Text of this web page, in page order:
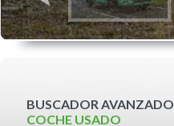
BUSCADOR AVANZADO
COCHE USADO